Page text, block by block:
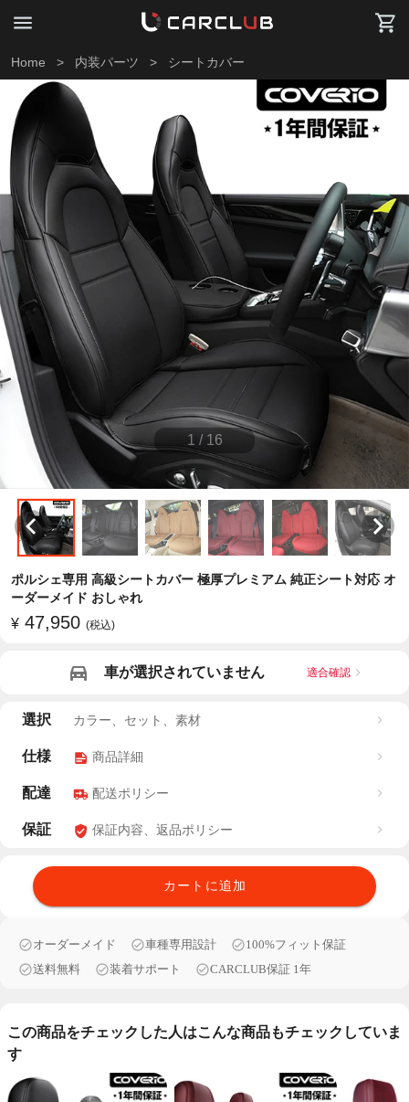
Home > 内装パーツ > シートカバー
1 / 16
ポルシェ専用 高級シートカバー 極厚プレミアム 純正シート対応 オ
ーダーメイド おしゃれ
¥ 47,950 (税込)
車が選択されていません 適合確認
選択 カラー、セット、素材
仕様 商品詳細
配達 配送ポリシー
保証 保証内容、返品ポリシー
カートに追加
オーダーメイド 車種専用設計
100%フィット保証
送料無料
装着サポート CARCLUB保証 1年
この商品をチェックした人はこんな商品もチェックしていま
す